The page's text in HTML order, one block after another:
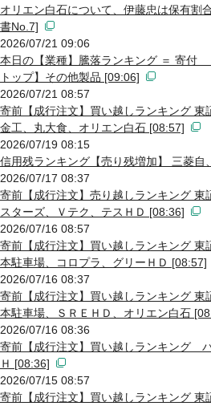
オリエン白石について、伊藤忠は保有割
書No.7]
2026/07/21 09:06
本日の【業種】騰落ランキング ＝ 寄
トップ】その他製品 [09:06]
2026/07/21 08:57
寄前【成行注文】買い越しランキング
金工、丸大食、オリエン白石 [08:57]
2026/07/19 08:15
信用残ランキング【売り残増加】 三菱自
2026/07/17 08:37
寄前【成行注文】売り越しランキング
スターズ、Ｖテク、テスＨＤ [08:36]
2026/07/16 08:57
寄前【成行注文】買い越しランキング
本駐車場、コロプラ、グリーＨＤ [08:57]
2026/07/16 08:37
寄前【成行注文】買い越しランキング
本駐車場、ＳＲＥＨＤ、オリエン白石
2026/07/16 08:36
寄前【成行注文】買い越しランキング
Ｈ [08:36]
2026/07/15 08:57
寄前【成行注文】買い越しランキング